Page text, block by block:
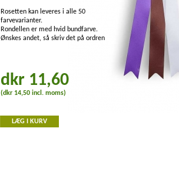
203-22310/4 203-22310/6
Rosetten kan leveres i alle 50
farvevarianter.
Rondellen er med hvid bundfarve.
Ønskes andet, så skriv det på ordren
dkr 11,60
(dkr 14,50 incl. moms)
LÆG I KURV